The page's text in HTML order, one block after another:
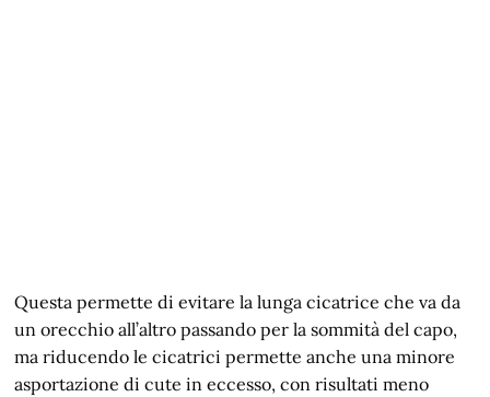
Questa permette di evitare la lunga cicatrice che va da
un orecchio all’altro passando per la sommità del capo,
ma riducendo le cicatrici permette anche una minore
asportazione di cute in eccesso, con risultati meno